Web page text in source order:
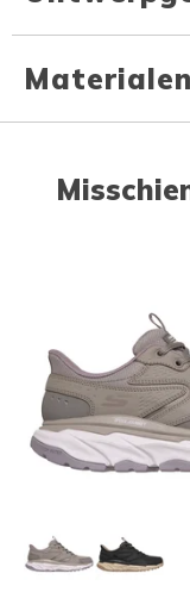
Materialen